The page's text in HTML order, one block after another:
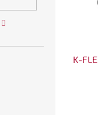
kdK-